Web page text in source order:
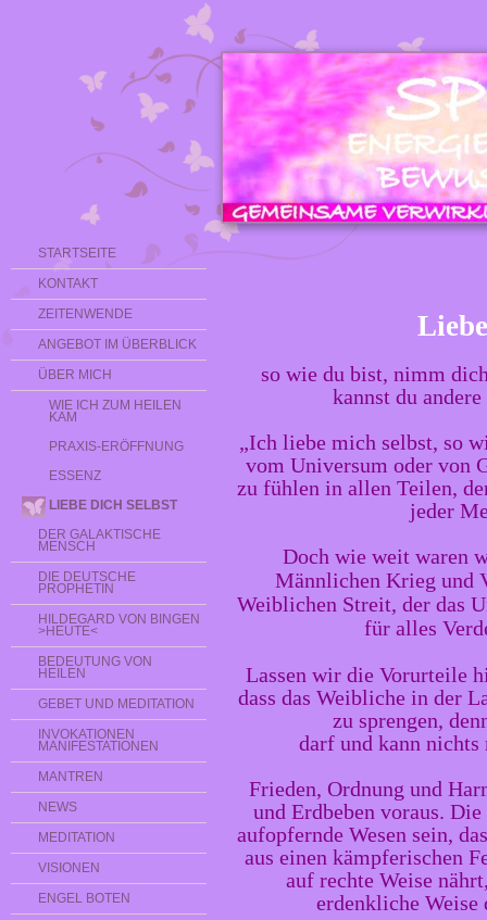
STARTSEITE
KONTAKT
ZEITENWENDE
ANGEBOT IM ÜBERBLICK
ÜBER MICH
WIE ICH ZUM HEILEN
KAM
PRAXIS-ERÖFFNUNG
ESSENZ
LIEBE DICH SELBST
DER GALAKTISCHE
MENSCH
DIE DEUTSCHE
PROPHETIN
HILDEGARD VON BINGEN
>HEUTE<
BEDEUTUNG VON
HEILEN
GEBET UND MEDITATION
INVOKATIONEN
MANIFESTATIONEN
MANTREN
NEWS
MEDITATION
VISIONEN
ENGEL BOTEN
so wie du bist, nimm
kannst du
„Ich liebe mich selbst, so
vom Universum oder von
zu fühlen in allen Teilen,
jeder
Doch wie weit waren
Männlichen Krieg und
Weiblichen Streit, der das
für alles
Lassen wir die Vorurteile
dass das Weibliche in der
zu sprengen,
darf und kann nichts
Frieden, Ordnung und
und Erdbeben voraus.
aufopfernde Wesen sein,
aus einen kämpferischen
auf rechte Weise
erdenkliche